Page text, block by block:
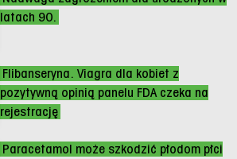
latach 90.
Flibanseryna. Viagra dla kobiet z
pozytywną opinią panelu FDA czeka na
rejestrację
Paracetamol może szkodzić płodom płci